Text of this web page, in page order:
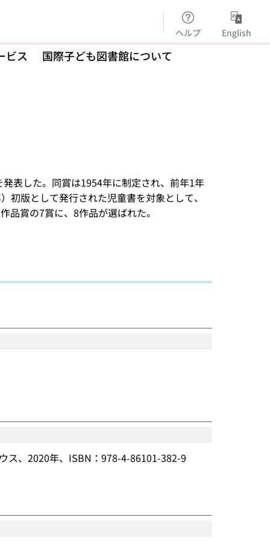
ヘルプ English
ビス 国際子ども図書館について
表した。同賞は1954年に制定され、前年1年
版として発行された児童書を対象として、
品賞の7賞に、8作品が選ばれた。
ス、2020年、ISBN：978-4-86101-382-9